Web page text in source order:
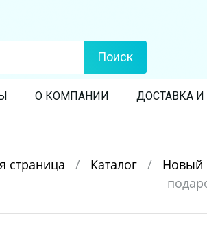
Поиск
О КОМПАНИИ ДОСТАВКА И
страница / Каталог / Новый